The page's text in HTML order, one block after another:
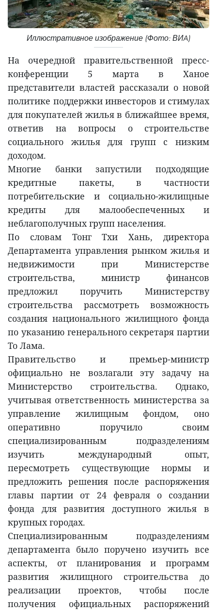
Иллюстративное изображение (Фото: ВИA)
На очередной правительственной пресс-
конференции 5 марта в Ханое
представители властей рассказали о новой
политике поддержки инвесторов и стимулах
для покупателей жилья в ближайшее время,
ответив на вопросы о строительстве
социального жилья для групп с низким
доходом.
Многие банки запустили подходящие
кредитные пакеты, в частности
потребительские и социально-жилищные
кредиты для малообеспеченных и
неблагополучных групп населения.
По словам Тонг Тхи Хань, директора
Департамента управления рынком жилья и
недвижимости при Министерстве
строительства, министр финансов
предложил поручить Министерству
строительства рассмотреть возможность
создания национального жилищного фонда
по указанию генерального секретаря партии
То Лама.
Правительство и премьер-министр
официально не возлагали эту задачу на
Министерство строительства. Однако,
учитывая ответственность министерства за
управление жилищным фондом, оно
оперативно поручило своим
специализированным подразделениям
изучить международный опыт,
пересмотреть существующие нормы и
предложить решения после распоряжения
главы партии от 24 февраля о создании
фонда для развития доступного жилья в
крупных городах.
Специализированным подразделениям
департамента было поручено изучить все
аспекты, от планирования и программ
развития жилищного строительства до
реализации проектов, чтобы после
получения официальных распоряжений